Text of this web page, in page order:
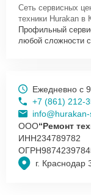
Сеть сервисных
техники Hurakan в
Профильный
любой сложности с
г. Краснодар
Ежедневно с
+7 (861) 212-
ООО“Ремонт
ИНН234789782
ОГРН